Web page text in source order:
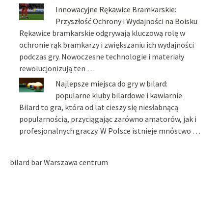
Innowacyjne Rękawice Bramkarskie:
Przyszłość Ochrony i Wydajności na Boisku
Rękawice bramkarskie odgrywają kluczową rolę w
ochronie rąk bramkarzy i zwiększaniu ich wydajności
podczas gry. Nowoczesne technologie i materiały
rewolucjonizują ten …
Najlepsze miejsca do gry w bilard:
popularne kluby bilardowe i kawiarnie
Bilard to gra, która od lat cieszy się niesłabnącą
popularnością, przyciągając zarówno amatorów, jak i
profesjonalnych graczy. W Polsce istnieje mnóstwo …
bilard bar Warszawa centrum